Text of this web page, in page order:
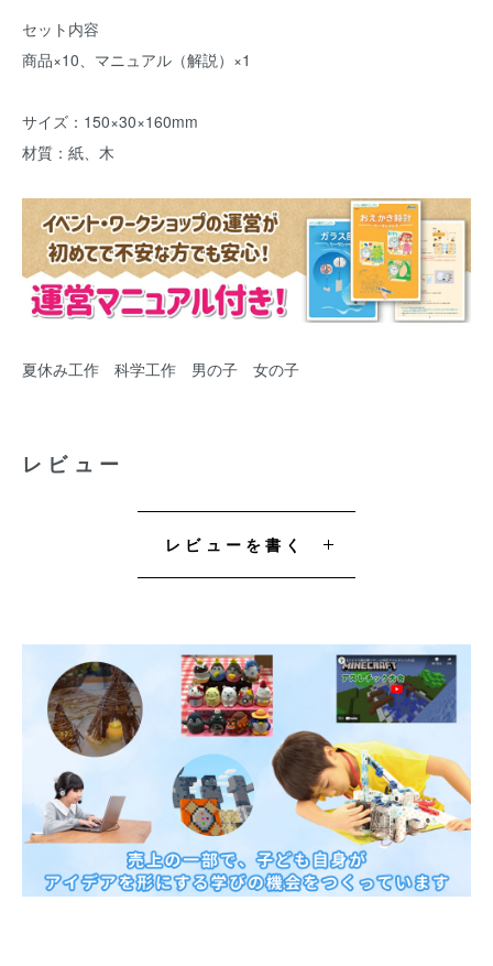
セット内容
商品×10、マニュアル（解説）×1
サイズ：150×30×160mm
材質：紙、木
夏休み工作 科学工作 男の子 女の子
レビュー
レビューを書く